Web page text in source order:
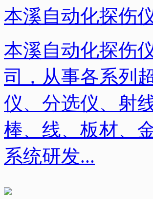
本溪自动化探伤
本溪自动化探伤
司，从事各系列
仪、分选仪、射
棒、线、板材、
系统研发...